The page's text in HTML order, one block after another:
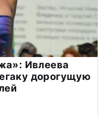
Ивлеева
дорогущую